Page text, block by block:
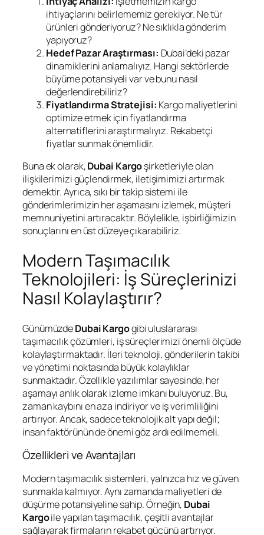
ihtiyaçlarını belirlememiz gerekiyor. Ne tür
ürünleri gönderiyoruz? Ne sıklıkla gönderim
yapıyoruz?
Hedef Pazar Araştırması: Dubai’deki pazar
dinamiklerini anlamalıyız. Hangi sektörlerde
büyüme potansiyeli var ve bunu nasıl
değerlendirebiliriz?
Fiyatlandırma Stratejisi: Kargo maliyetlerini
optimize etmek için fiyatlandırma
alternatiflerini araştırmalıyız. Rekabetçi
fiyatlar sunmak önemlidir.
Buna ek olarak,Dubai Kargoşirketleriyle olan
ilişkilerimizi güçlendirmek, iletişimimizi artırmak
demektir. Ayrıca, sıkı bir takip sistemi ile
gönderimlerimizin her aşamasını izlemek, müşteri
memnuniyetini artıracaktır. Böylelikle, işbirliğimizin
sonuçlarını en üst düzeye çıkarabiliriz.
Modern Taşımacılık
Teknolojileri: İş Süreçlerinizi
Nasıl Kolaylaştırır?
GünümüzdeDubai Kargogibi uluslararası
taşımacılık çözümleri, iş süreçlerimizi önemli ölçüde
kolaylaştırmaktadır. İleri teknoloji, gönderilerin takibi
ve yönetimi noktasında büyük kolaylıklar
sunmaktadır. Özellikle yazılımlar sayesinde, her
aşamayı anlık olarak izleme imkanı buluyoruz. Bu,
zaman kaybını en aza indiriyor ve iş verimliliğini
artırıyor. Ancak, sadece teknolojik alt yapı değil;
insan faktörünün de önemi göz ardı edilmemeli.
Özellikleri ve Avantajları
Modern taşımacılık sistemleri, yalnızca hız ve güven
sunmakla kalmıyor. Aynı zamanda maliyetleri de
düşürme potansiyeline sahip. Örneğin, Dubai
Kargoile yapılan taşımacılık, çeşitli avantajlar
sağlayarak firmaların rekabet gücünü artırıyor.